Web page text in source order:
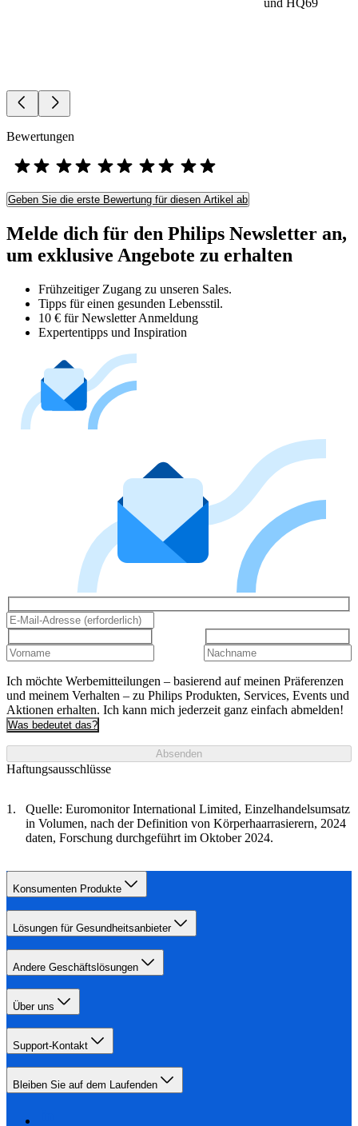
Bewertungen
Geben Sie die erste Bewertung für diesen Artikel ab
Melde dich für den Philips Newsletter an,
um exklusive Angebote zu erhalten
Frühzeitiger Zugang zu unseren Sales.
Tipps für einen gesunden Lebensstil.
10 € für Newsletter Anmeldung
Expertentipps und Inspiration
Ich möchte Werbemitteilungen – basierend auf meinen Präferenzen
und meinem Verhalten – zu Philips Produkten, Services, Events und
Aktionen erhalten. Ich kann mich jederzeit ganz einfach abmelden!
Was bedeutet das?
Absenden
Haftungsausschlüsse
Quelle: Euromonitor International Limited, Einzelhandelsumsatz
in Volumen, nach der Definition von Körperhaarrasierern, 2024
daten, Forschung durchgeführt im Oktober 2024.
Konsumenten Produkte
Lösungen für Gesundheitsanbieter
Andere Geschäftslösungen
Über uns
Support-Kontakt
Bleiben Sie auf dem Laufenden